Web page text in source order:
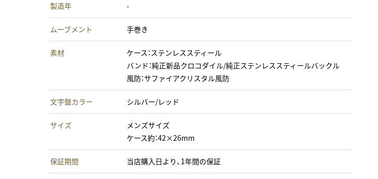
製造年 -
ムーブメント 手巻き
素材
ケース：ステンレススティール
バンド：純正新品クロコダイル/純正ステンレススティールバックル
風防：サファイアクリスタル風防
文字盤カラー シルバー/レッド
サイズ
メンズサイズ
ケース約：42×26mm
保証期間 当店購入日より、1年間の保証